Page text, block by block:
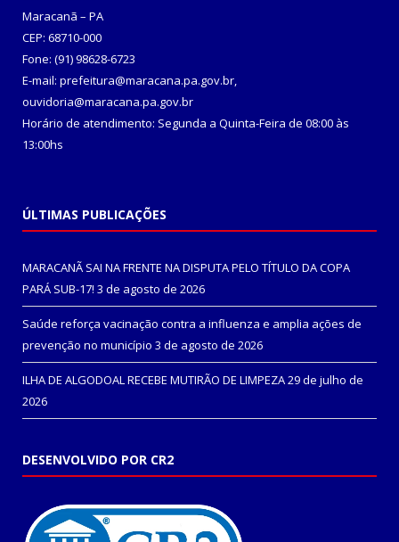
Maracanã – PA
CEP: 68710-000
Fone: (91) 98628-6723
E-mail: prefeitura@maracana.pa.gov.br,
ouvidoria@maracana.pa.gov.br
Horário de atendimento: Segunda a Quinta-Feira de 08:00 às
13:00hs
ÚLTIMAS PUBLICAÇÕES
MARACANÃ SAI NA FRENTE NA DISPUTA PELO TÍTULO DA COPA
PARÁ SUB-17! 3 de agosto de 2026
Saúde reforça vacinação contra a influenza e amplia ações de
prevenção no município 3 de agosto de 2026
ILHA DE ALGODOAL RECEBE MUTIRÃO DE LIMPEZA29 de julho de
2026
DESENVOLVIDO POR CR2